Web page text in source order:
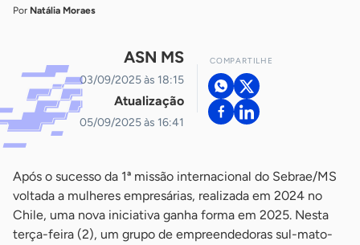
Por Natália Moraes
ASN MS
03/09/2025 às 18:15
Atualização
05/09/2025 às 16:41
COMPARTILHE
Após o sucesso da 1ª missão internacional do Sebrae/MS
voltada a mulheres empresárias, realizada em 2024 no
Chile, uma nova iniciativa ganha forma em 2025. Nesta
terça-feira (2), um grupo de empreendedoras sul-mato-